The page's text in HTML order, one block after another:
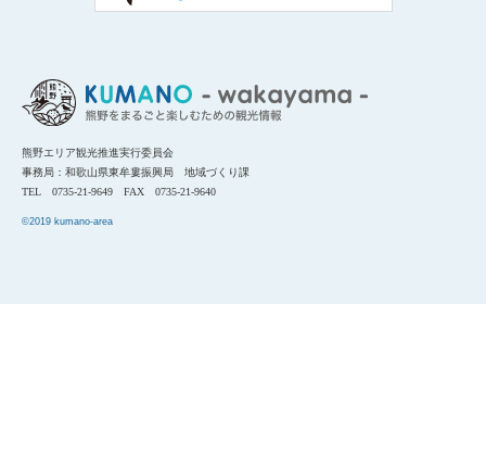
熊野エリア観光推進実行委員会
事務局：和歌山県東牟婁振興局 地域づくり課
TEL 0735-21-9649 FAX 0735-21-9640
©2019 kumano-area